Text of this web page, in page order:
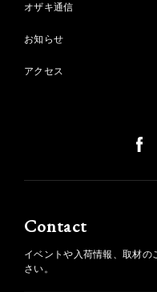
オザキ通信
お知らせ
アクセス
Contact
イベントや入荷情報、取材
さい。